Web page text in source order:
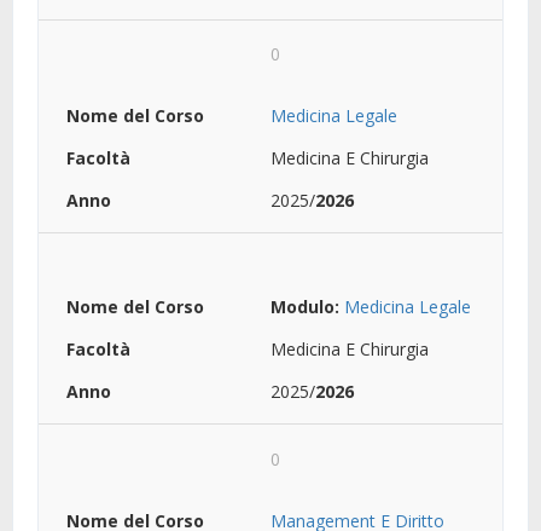
0
Medicina Legale
Medicina E Chirurgia
2025/2026
Modulo: Medicina Legale
Medicina E Chirurgia
2025/2026
0
Management E Diritto